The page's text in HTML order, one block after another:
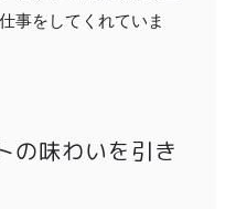
事をしてくれていま
の味わいを引き